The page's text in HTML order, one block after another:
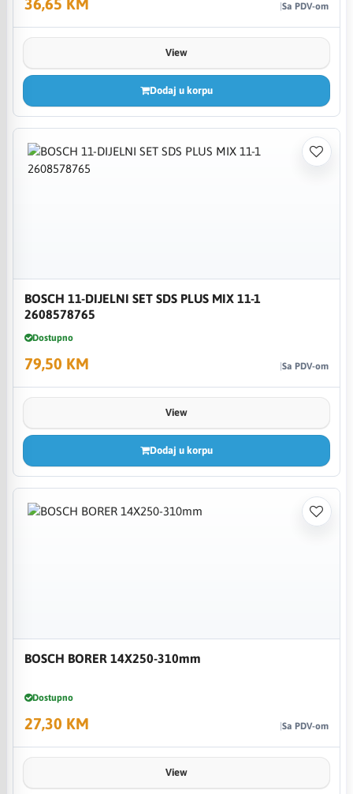
Sa PDV-om
View
Dodaj u korpu
BOSCH 11-DIJELNI SET SDS PLUS MIX 11-1
2608578765
Dostupno
79,50 KM Sa PDV-om
View
Dodaj u korpu
BOSCH BORER 14X250-310mm
Dostupno
27,30 KM Sa PDV-om
View